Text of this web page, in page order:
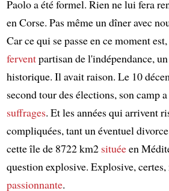
Paolo a été formel. Rien ne lui fera
en Corse. Pas même un dîner avec
Car ce qui se passe en ce moment
ferventpartisan de l'indépendance,
historique. Il avait raison. Le 10
second tour des élections, son camp
suffrages. Et les années qui arrivent
compliquées, tant un éventuel
cette île de 8722 km2 situéeen
question explosive. Explosive,
passionnante.